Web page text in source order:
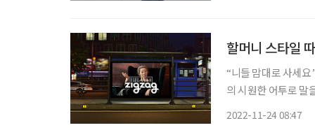
할머니 스타일
“니들 맘대로 사세요” 2030 여성 패션 플랫폼 ‘지그재그’ 광고에 등장한 배우 윤여정
의 시원한 어투로 말
2022-11-24 08:47